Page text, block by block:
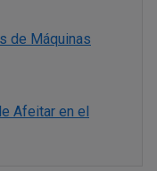
de Máquinas
Afeitar en el